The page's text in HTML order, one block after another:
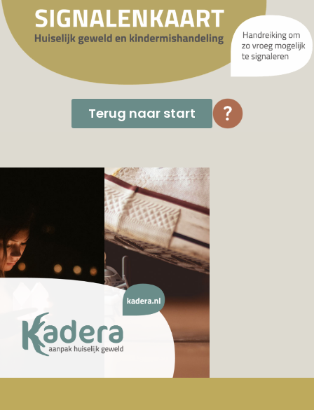
Terug naar start